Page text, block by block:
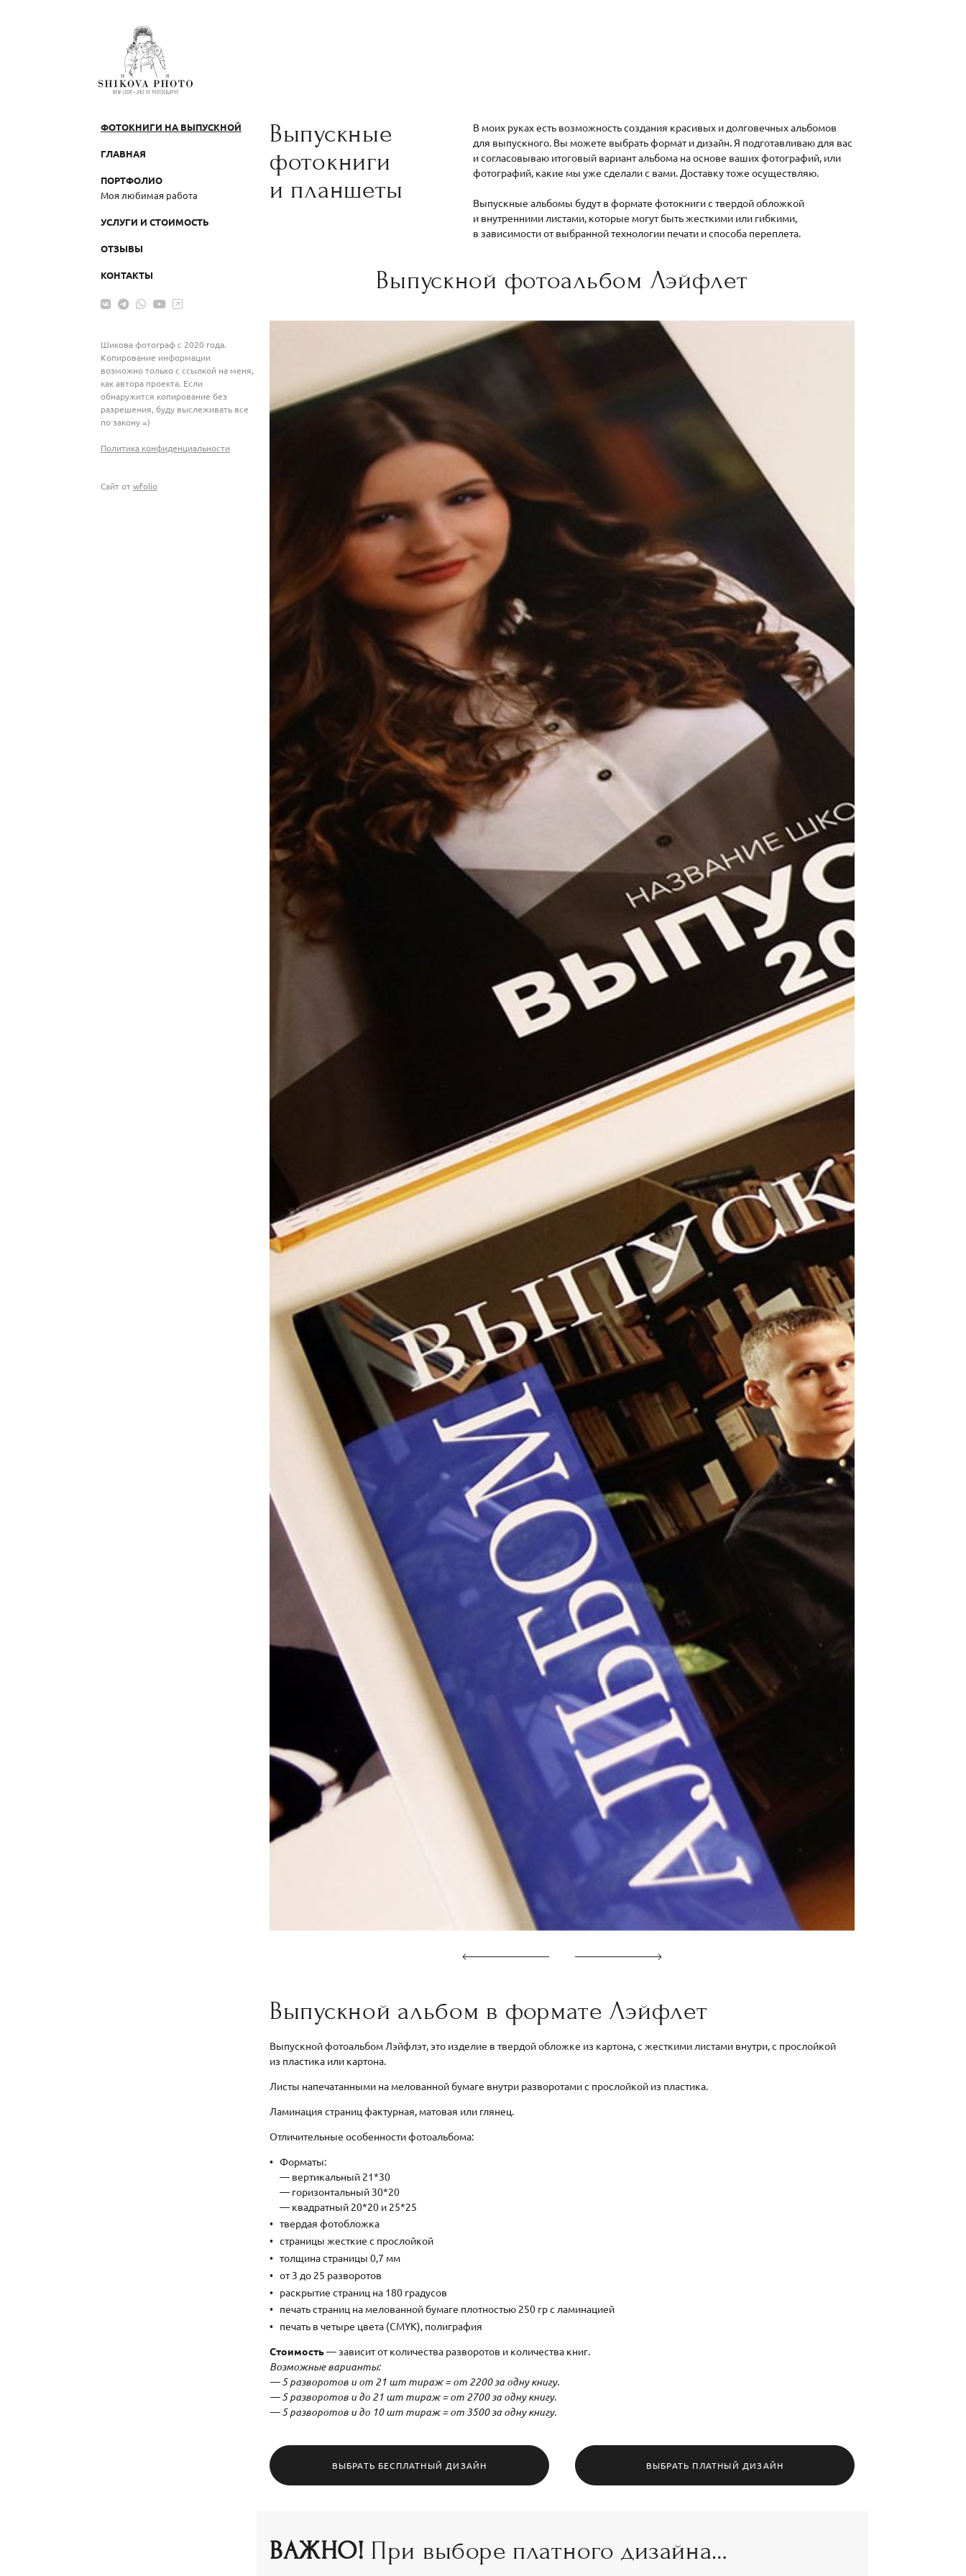
ФОТОКНИГИ НА ВЫПУСКНОЙ
ГЛАВНАЯ
ПОРТФОЛИО
Моя любимая работа
УСЛУГИ И СТОИМОСТЬ
ОТЗЫВЫ
КОНТАКТЫ
Шикова фотограф с 2020 года.
Копирование информации
возможно только с ссылкой на меня,
как автора проекта. Если
обнаружится копирование без
разрешения, буду выслеживать все
по закону =)
Политика конфиденциальности
Сайт отwfolio
Выпускные
фотокниги
и планшеты
В моих руках есть возможность создания красивых и долговечных альбомов
для выпускного. Вы можете выбрать формат и дизайн. Я подготавливаю для вас
и согласовываю итоговый вариант альбома на основе ваших фотографий, или
фотографий, какие мы уже сделали с вами. Доставку тоже осуществляю.
Выпускные альбомы будут в формате фотокниги с твердой обложкой
и внутренними листами, которые могут быть жесткими или гибкими,
в зависимости от выбранной технологии печати и способа переплета.
Выпускной фотоальбом Лэйфлет
Выпускной альбом в формате Лэйфлет
Выпускной фотоальбом Лэйфлэт, это изделие в твердой обложке из картона, с жесткими листами внутри, с прослойкой
из пластика или картона.
Листы напечатанными на мелованной бумаге внутри разворотами с прослойкой из пластика.
Ламинация страниц фактурная, матовая или глянец.
Отличительные особенности фотоальбома:
Форматы:
— вертикальный 21*30
— горизонтальный 30*20
— квадратный 20*20 и 25*25
твердая фотобложка
страницы жесткие с прослойкой
толщина страницы 0,7 мм
от 3 до 25 разворотов
раскрытие страниц на 180 градусов
печать страниц на мелованной бумаге плотностью 250 гр с ламинацией
печать в четыре цвета (CMYK), полиграфия
Стоимость— зависит от количества разворотов и количества книг.
Возможные варианты:
— 5 разворотов и от 21 шт тираж = от 2200 за одну книгу.
— 5 разворотов и до 21 шт тираж = от 2700 за одну книгу.
— 5 разворотов и до 10 шт тираж = от 3500 за одну книгу.
ВЫБРАТЬ БЕСПЛАТНЫЙ ДИЗАЙН ВЫБРАТЬ ПЛАТНЫЙ ДИЗАЙН
ВАЖНО! При выборе платного дизайна…